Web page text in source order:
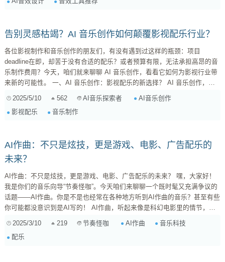
确地修复音频中的问题，比如去除噪音、嗡嗡声等。更厉害的是，它还支持
告别灵感枯竭？AI 音乐创作如何颠覆影视配乐行业？
各位影视制作和音乐创作的朋友们，有没有遇到过这样的瓶颈：项目
deadline在即，却苦于没有合适的配乐？或者预算有限，无法承担高昂的音
乐制作费用？今天，咱们就来聊聊 AI 音乐创作，看看它如何为影视行业带
来新的可能性。 一、AI 音乐创作：影视配乐的新选择？ AI 音乐创作，简
曲家和乐手，只需要输入一些关键词、风格偏好，AI 就能自动生成各种风
格的音乐。这对于时间紧、预算有限的影视项目来说，无疑是一个极具吸引
2025/5/10 562 AI音乐探索者
AI音乐创作
影视配乐
音乐制作
AI作曲：不只是炫技，更是游戏、电影、广告配乐的
未来？
AI作曲：不只是炫技，更是游戏、电影、广告配乐的未来？ 嘿，大家好！
我是你们的音乐向导“节奏怪咖”。今天咱们来聊聊一个既时髦又充满争议的
话题——AI作曲。你是不是也经常在各种地方听到AI作曲的音乐？甚至有些
你可能都没意识到是AI写的！ AI作曲，听起来像是科幻电影里的情节，但
告音乐这些领域。别以为AI作曲只是随便敲几个代码就能搞定的，它背后可
是有着一套复杂的算法和深度学习模型。 AI作曲是怎么回事？ 简单来说，
2025/3/10 219 节奏怪咖 AI作曲
音乐科技
配乐